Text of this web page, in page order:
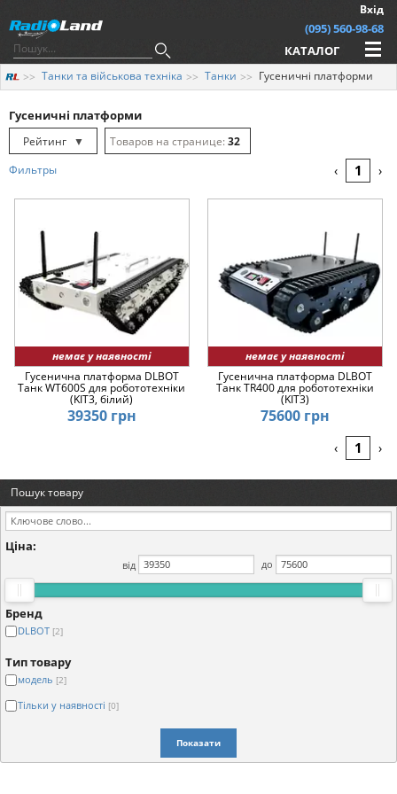
Вхід
(095) 560-98-68
КАТАЛОГ
Танки та військова техніка Танки Гусеничні платформи
Гусеничні платформи
Рейтинг
▼
Рейтинг
Ціна
Ціна ▼
32
Фильтры ‹ 1 ›
немає у наявності
Гусенична платформа DLBOT
Танк WT600S для робототехніки
(KIT3, білий)
39350 грн
немає у наявності
Гусенична платформа DLBOT
Танк TR400 для робототехніки
(KIT3)
75600 грн
‹ 1 ›
Пошук товару
Ціна:
від до
Бренд
DLBOT [2]
Тип товару
модель [2]
Тільки у наявності [0]
Показати